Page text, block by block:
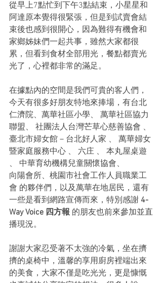
從早上7點忙到下午3點結束，小星星和
阿達原本覺得很緊張，但是到試賣會結
束後也感到很開心，因為難得有機會和
家鄉姊妹們一起共事，雖然大家都很
累，但看到食材全部用光，餐點都賣光
光了，心裡都非常的滿足。
在據點內的空間是我們可貴的客人們，
今天有很多好朋友特地來捧場，有台北
仁濟院、萬華社區小學、 萬華社區協力
聯盟、 社團法人台灣芒草心慈善協會 、
臺北市婦女館－台北好人家 、 萬華婦女
暨家庭服務中心 、 六庄 、 本丸屋桌遊
、 中華育幼機構兒童關懷協會、
向陽會所、桃園市社會工作人員職業工
會 的夥伴們，以及萬華在地居民，還有
一些是看到網路宣傳而來，特別感謝 4-
Way Voice 四方報 的朋友也前來參加並直
播現況。
謝謝大家忍受著不太強的冷氣，坐在擠
擠的桌椅中，溫馨的享用廚房裡端出來
的美食，大家不僅是吃光光，更是慷慨